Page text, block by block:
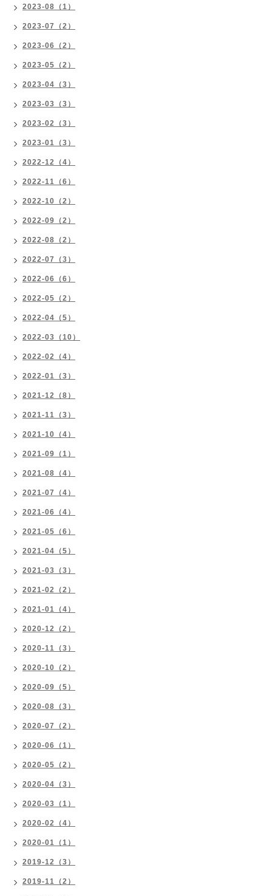
2023-08（1）
2023-07（2）
2023-06（2）
2023-05（2）
2023-04（3）
2023-03（3）
2023-02（3）
2023-01（3）
2022-12（4）
2022-11（6）
2022-10（2）
2022-09（2）
2022-08（2）
2022-07（3）
2022-06（6）
2022-05（2）
2022-04（5）
2022-03（10）
2022-02（4）
2022-01（3）
2021-12（8）
2021-11（3）
2021-10（4）
2021-09（1）
2021-08（4）
2021-07（4）
2021-06（4）
2021-05（6）
2021-04（5）
2021-03（3）
2021-02（2）
2021-01（4）
2020-12（2）
2020-11（3）
2020-10（2）
2020-09（5）
2020-08（3）
2020-07（2）
2020-06（1）
2020-05（2）
2020-04（3）
2020-03（1）
2020-02（4）
2020-01（1）
2019-12（3）
2019-11（2）